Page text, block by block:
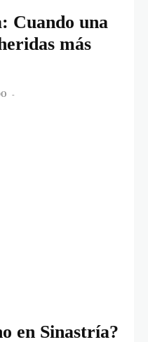
Cuando una
más
-
en Sinastría?